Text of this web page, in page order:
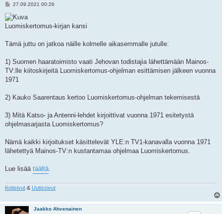
V
e
s
t
27.09.2021 00:26
Luomiskertomus-kirjan kansi
Tämä juttu on jatkoa näille kolmelle aikasemmalle jutulle:
1) Suomen haaratoimisto vaati Jehovan todistajia lähettämään Mainos-
TV:lle kiitoskirjeitä Luomiskertomus-ohjelman esittämisen jälkeen vuonna
1971
2) Kauko Saarentaus kertoo Luomiskertomus-ohjelman tekemisestä
3) Mitä Katso- ja Antenni-lehdet kirjoittivat vuonna 1971 esitetystä
ohjelmasarjasta Luomiskertomus?
Nämä kaikki kirjoitukset käsittelevät YLE:n TV1-kanavalla vuonna 1971
lähetettyä Mainos-TV:n kustantamaa ohjelmaa Luomiskertomus.
Lue lisää täältä.
Kotisivut & Uutissivut
Jaakko Ahvenainen